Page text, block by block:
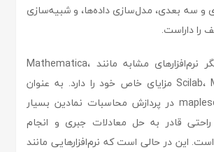
و سه بعدی، مدل‌سازی داده‌ها، و شبیه‌سازی
داراست.
در مقایسه با دیگر نرم‌افزارهای مشابه مانند Mathematica،
Matlab، و Scilab، Maple مزایای خاص خود را دارد. به عنوان
مثال، maplesoft maple در پردازش محاسبات نمادین بسیار
قادر به حل معادلات جبری و انجام
این در حالی است که نرم‌افزارهایی مانند